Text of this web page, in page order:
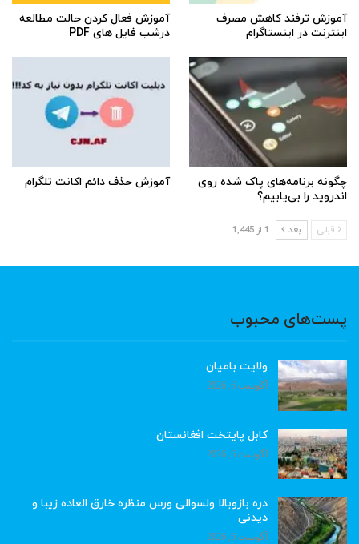
آموزش ترفند کاهش مصرف
اینترنت در اینستاگرام
آموزش فعال کردن حالت مطالعه
درشب فایل های PDF
چگونه برنامه‌های پاک شده روی
اندروید را بی‌یابیم؟
آموزش حذف دائم اکانت تلگرام
قبلی بعد 1 از 1,445
پست‌های محبوب
ولایت بامیان
آگوست 6, 2026
کابل پایتخت افغانستان
آگوست 6, 2026
دره بازوبالا ولسوالی ورس منظره خارق العاده زیبا و
دیدنی
آگوست 6, 2026